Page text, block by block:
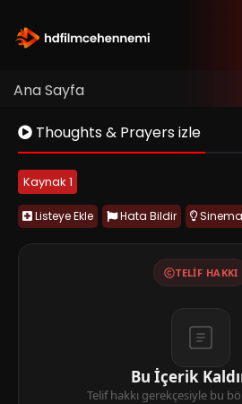
Ana Sayfa
Thoughts & Prayers izle
Kaynak 1
Listeye Ekle Hata Bildir
TELIF HAKKI
Bu İçerik
Telif hakkı gerekçesiyle bu